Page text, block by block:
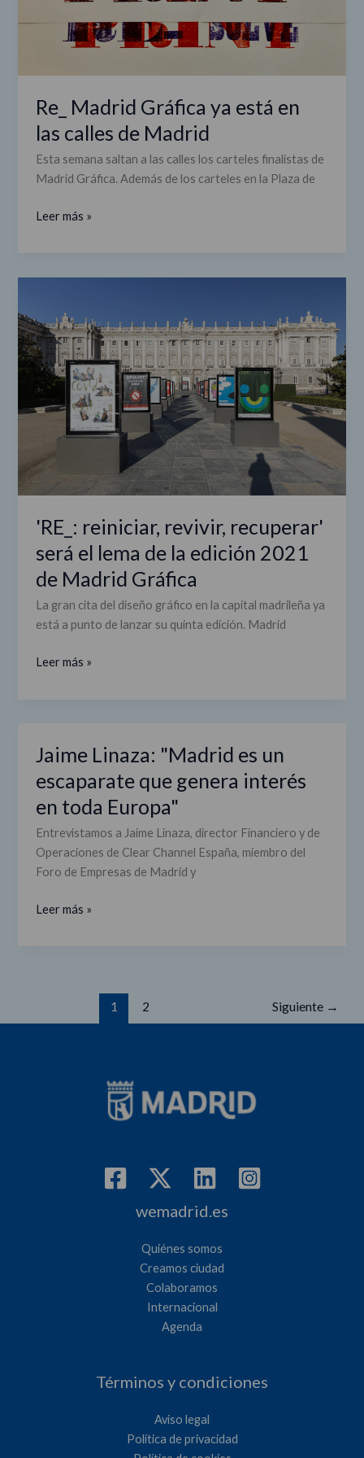
Re_ Madrid Gráfica ya está en
las calles de Madrid
Esta semana saltan a las calles los carteles finalistas de
Madrid Gráfica. Además de los carteles en la Plaza de
Leer más »
'RE_: reiniciar, revivir, recuperar'
será el lema de la edición 2021
de Madrid Gráfica
La gran cita del diseño gráfico en la capital madrileña ya
está a punto de lanzar su quinta edición. Madrid
revivir,
recuperar'
será
el
lema
edición
2021
Madrid
Gráfica
Leer más »
Jaime Linaza: "Madrid es un
escaparate que genera interés
en toda Europa"
Entrevistamos a Jaime Linaza, director Financiero y de
Operaciones de Clear Channel España, miembro del
Foro de Empresas de Madrid y
Jaime
"Madrid
es
un
escaparate
que
interés
Leer más »
1 2 Siguiente →
wemadrid.es
Quiénes somos
Creamos ciudad
Colaboramos
Internacional
Agenda
Términos y condiciones
Aviso legal
Política de privacidad